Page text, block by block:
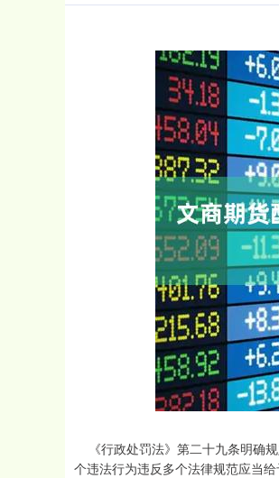
《行政处罚法》第二十九条明确
个违法行为违反多个法律规范应当
上证指数